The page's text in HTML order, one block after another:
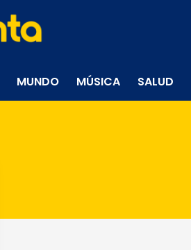
MUNDO MÚSICA SALUD